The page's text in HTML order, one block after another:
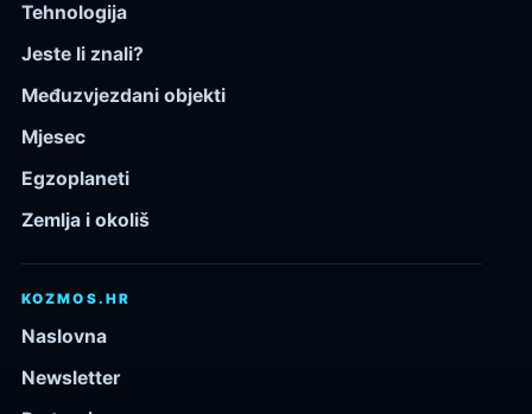
Tehnologija
Jeste li znali?
Međuzvjezdani objekti
Mjesec
Egzoplaneti
Zemlja i okoliš
KOZMOS.HR
Naslovna
Newsletter